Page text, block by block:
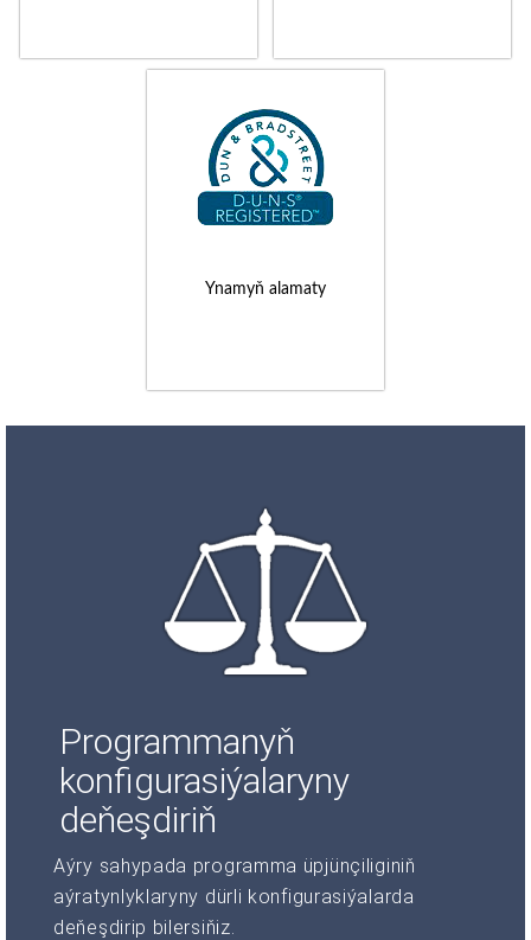
Ynamyň alamaty
Programmanyň
konfigurasiýalaryny
deňeşdiriň
Aýry sahypada programma üpjünçiliginiň
aýratynlyklaryny dürli konfigurasiýalarda
deňeşdirip bilersiňiz.